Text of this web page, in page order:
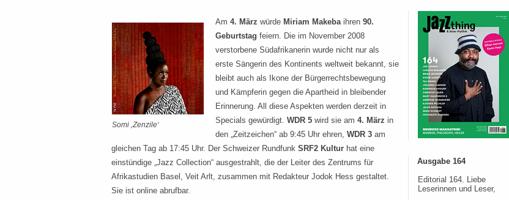
Somi ‚Zenzile‘
Am 4. März würde Miriam Makebaihren 90.
Geburtstag feiern. Die im November 2008
verstorbene Südafrikanerin wurde nicht nur als
erste Sängerin des Kontinents weltweit bekannt, sie
bleibt auch als Ikone der Bürgerrechtsbewegung
und Kämpferin gegen die Apartheid in bleibender
Erinnerung. All diese Aspekten werden derzeit in
Specials gewürdigt. WDR 5 wird sie am 4. März in
den „Zeitzeichen“ ab 9:45 Uhr ehren, WDR 3 am
gleichen Tag ab 17:45 Uhr. Der Schweizer Rundfunk SRF2 Kultur hat eine
einstündige „Jazz Collection“ ausgestrahlt, die der Leiter des Zentrums für
Afrikastudien Basel, Veit Arlt, zusammen mit Redakteur Jodok Hess gestaltet.
Sie ist online abrufbar.
Ausgabe 164
Editorial 164. Liebe
Leserinnen und Leser,